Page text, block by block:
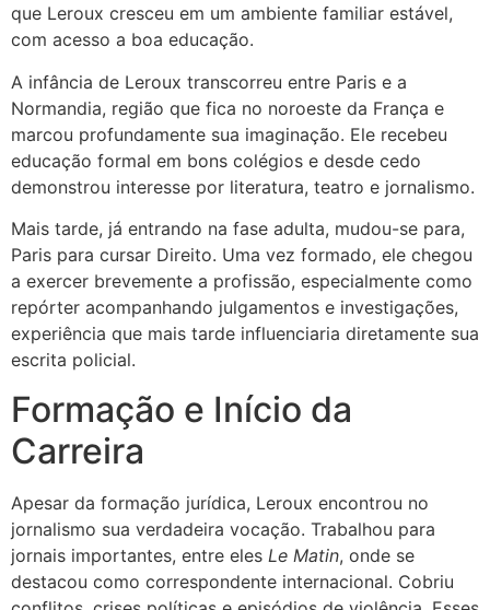
que Leroux cresceu em um ambiente familiar estável,
com acesso a boa educação.
A infância de Leroux transcorreu entre Paris e a
Normandia, região que fica no noroeste da França e
marcou profundamente sua imaginação. Ele recebeu
educação formal em bons colégios e desde cedo
demonstrou interesse por literatura, teatro e jornalismo.
Mais tarde, já entrando na fase adulta, mudou-se para,
Paris para cursar Direito. Uma vez formado, ele chegou
a exercer brevemente a profissão, especialmente como
repórter acompanhando julgamentos e investigações,
experiência que mais tarde influenciaria diretamente sua
escrita policial.
Formação e Início da
Carreira
Apesar da formação jurídica, Leroux encontrou no
jornalismo sua verdadeira vocação. Trabalhou para
jornais importantes, entre eles Le Matin, onde se
destacou como correspondente internacional. Cobriu